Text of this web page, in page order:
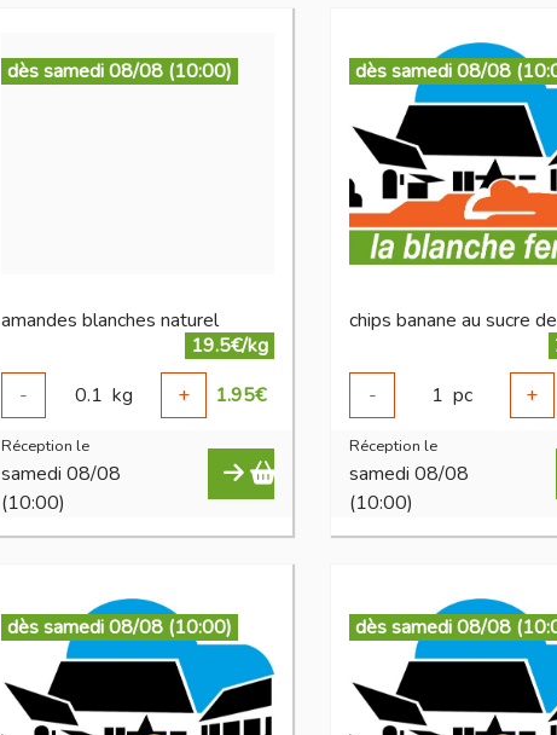
dès samedi 08/08 (10:00)
amandes blanches naturel
19.5€/kg
-
0.1 kg + 1.95€
Réception le
samedi 08/08
(10:00)
dès samedi 08/08
-
1 pc +
Réception le
samedi 08/08
(10:00)
dès samedi 08/08 (10:00) dès samedi 08/08